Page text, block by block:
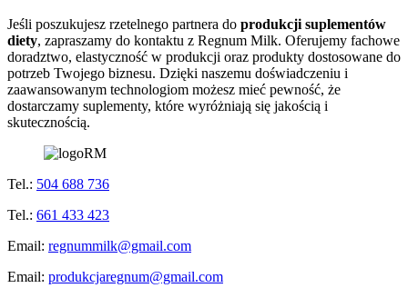
Jeśli poszukujesz rzetelnego partnera do produkcji suplementów
diety, zapraszamy do kontaktu z Regnum Milk. Oferujemy fachowe
doradztwo, elastyczność w produkcji oraz produkty dostosowane do
potrzeb Twojego biznesu. Dzięki naszemu doświadczeniu i
zaawansowanym technologiom możesz mieć pewność, że
dostarczamy suplementy, które wyróżniają się jakością i
skutecznością.
Tel.: 504 688 736
Tel.: 661 433 423
Email: regnummilk@gmail.com
Email: produkcjaregnum@gmail.com